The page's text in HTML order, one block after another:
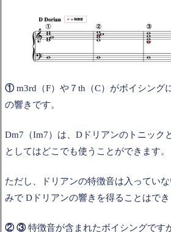
①m3rd（F）や７th（C）がボイシング
の響きです。
Dm7（Im7）は、Dドリアンのトニック
としてはどこでも使うことができます。
ただし、ドリアンの特徴音は入ってい
みで Dドリアンの響きを得ることはでき
② ③特徴音が含まれたボイシングです